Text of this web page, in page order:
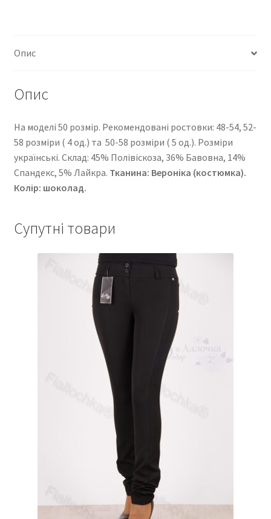
Опис
Опис
На моделі 50 розмір. Рекомендовані ростовки: 48-54, 52-
58 розміри ( 4 од.) та 50-58 розміри ( 5 од.). Розміри
українські. Cклад: 45% Полівіскоза, 36% Бавовна, 14%
Спандекс, 5% Лайкра. Тканина: Вероніка (костюмка).
Колір: шоколад.
Супутні товари